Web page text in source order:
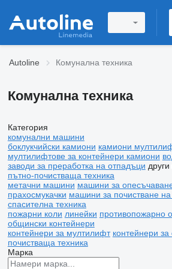
Autoline Комунална техника
Комунална техника
Категория
комунални машини
боклукчийски камиони камиони
мултилифтове за контейнери камиони
заводи за преработка на отпадъци
пътно-почистваща техника
метачни машини машини за
прахосмукачки машини за почистване
спасителна техника
пожарни коли линейки противопожарно
общински контейнери
контейнери за мултилифт контейнери
почистваща техника
Марка